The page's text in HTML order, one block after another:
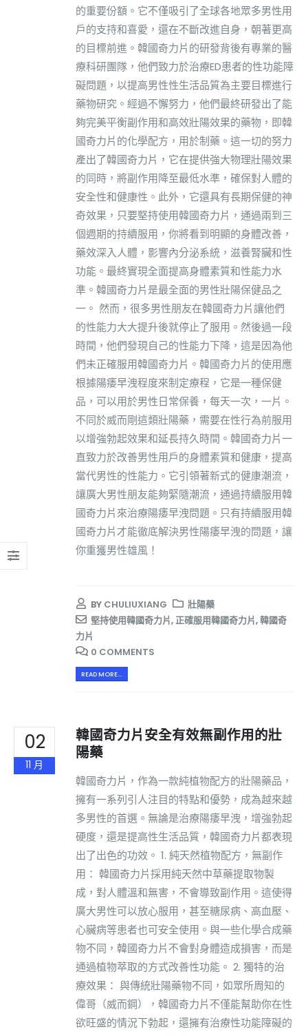
的重要份額。它不僅吸引了全球各地眾多男性用
戶的支持和喜愛，還在不斷改進自身，朝著更高
的目標前進。韓國奇力片的研發背後有專業的醫
療科研團隊，他們致力於治療ED患者的性功能障
礙問題，以提高男性性生活品質為主要目標進行
藥物研究。經過不懈努力，他們最終研發出了能
夠完美平衡副作用和高效壯陽效果的藥物，即韓
國奇力片的化學配方，用於制藥。這一切的努力
產出了韓國奇力片，它在提供強大物理壯陽效果
的同時，將副作用降至最低水準，確保對人體的
安全性和健康性。此外，它還具有長期保健的神
奇效果，只要堅持使用韓國奇力片，通過兩到三
個週期的持續服用，你將看到明顯的身體改善，
藥效深入人體，影響內分泌系統，滋養腎臟和性
功能。最終實現全面提高身體素質和性能力水
準。韓國奇力片是最全面的男性壯陽保健品之
一。 然而，很多男性朋友在韓國奇力片讓他們
的性能力大大提升後就停止了服用。然後過一段
時間，他們發現自己的性能力下降，這是因為他
們未正確服用韓國奇力片。韓國奇力片的使用應
根據陽痿早洩程度來制定療程，它是一種保健
品，可以用於男性日常保養，每天一次，一片。
不同於威而剛這類壯陽藥，需要在性行為前服用
以增強勃起效果和延長持久時間。韓國奇力片一
直致力於改善男性用戶的身體素質和健康，提高
當代男性的性能力。它引領著新式的健康潮流，
讓廣大男性朋友能夠緊隨潮流，通過持續服用韓
國奇力片來治療陽痿早洩問題。只有持續服用韓
國奇力片才能徹底解決男性陽痿早洩的問題，讓
你重獲男性雄風！
BY CHULIUXIANG
壯陽藥
堅持使用韓國奇力片,正確服用韓國奇力片,韓國奇
力片
0 COMMENTS
READ MORE...
02
11 月
韓國奇力片安全有效無副作用的壯
陽藥
韓國奇力片，作為一款純植物配方的壯陽藥品，
擁有一系列引人注目的特點和優勢，成為越來越
多男性的首選。無論是治療陽痿早洩，增強勃起
硬度，還是提高性生活品質，韓國奇力片都表現
出了出色的功效。 1. 純天然植物配方，無副作
用： 韓國奇力片採用純天然中草藥提取物製
成，對人體溫和無害，不會導致副作用。這使得
廣大男性可以放心服用，甚至糖尿病、高血壓、
心臟病等患者也可安全使用。與一些化學合成藥
物不同，韓國奇力片不會對身體造成損害，而是
通過植物萃取的方式改善性功能。 2. 獨特的治
療效果： 與傳統壯陽藥物不同，如眾所周知的
偉哥（威而鋼），韓國奇力片不僅能幫助你在性
欲旺盛的情況下勃起，還擁有治療性功能障礙的